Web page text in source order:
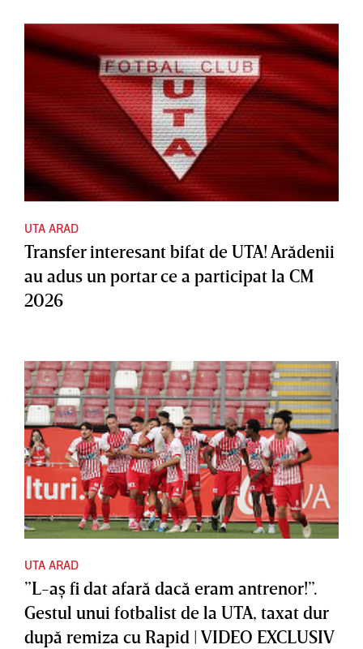
UTA ARAD
Transfer interesant bifat de UTA! Arădenii
au adus un portar ce a participat la CM
2026
UTA ARAD
”L-aş fi dat afară dacă eram antrenor!”.
Gestul unui fotbalist de la UTA, taxat dur
după remiza cu Rapid | VIDEO EXCLUSIV